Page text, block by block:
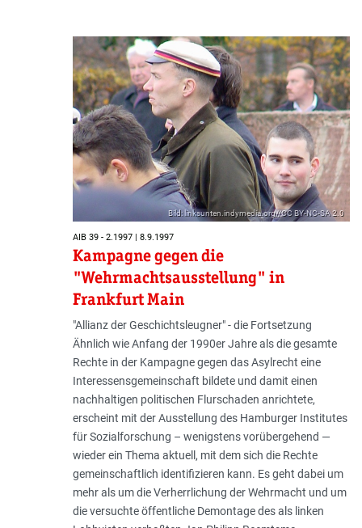
Bild: linksunten.indymedia.org//CC BY-NC-SA 2.0
AIB 39 - 2.1997 | 8.9.1997
Kampagne gegen die
"Wehrmachtsausstellung" in
Frankfurt Main
"Allianz der Geschichtsleugner" - die Fortsetzung
Ähnlich wie Anfang der 1990er Jahre als die gesamte
Rechte in der Kampagne gegen das Asylrecht eine
Interessensgemeinschaft bildete und damit einen
nachhaltigen politischen Flurschaden anrichtete,
erscheint mit der Ausstellung des Hamburger Institutes
für Sozialforschung – wenigstens vorübergehend —
wieder ein Thema aktuell, mit dem sich die Rechte
gemeinschaftlich identifizieren kann. Es geht dabei um
mehr als um die Verherrlichung der Wehrmacht und um
die versuchte öffentliche Demontage des als linken